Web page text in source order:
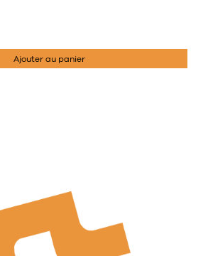
Ajouter au panier